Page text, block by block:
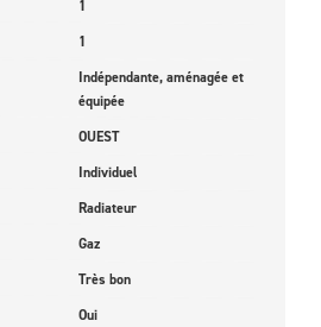
1
1
Indépendante, aménagée et
équipée
OUEST
Individuel
Radiateur
Gaz
Très bon
Oui